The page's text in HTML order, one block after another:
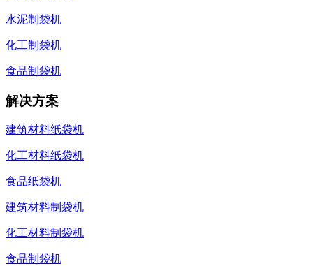
水泥制袋机
化工制袋机
食品制袋机
解决方案
建筑材料纸袋机
化工材料纸袋机
食品纸袋机
建筑材料制袋机
化工材料制袋机
食品制袋机